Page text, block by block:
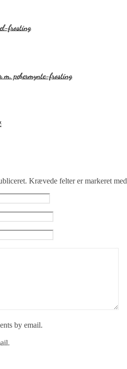
frosting
m. pebermynte-frosting
Krævede felter er markeret med
by email.